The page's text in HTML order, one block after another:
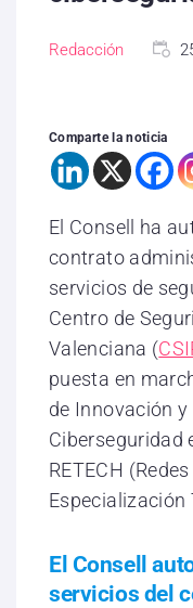
Redacción
Comparte la noticia
El Consell ha
contrato
servicios de
Centro de
Valenciana (
puesta en
de Innovación
Ciberseguridad
RETECH
Especialización
El Consell
servicios del